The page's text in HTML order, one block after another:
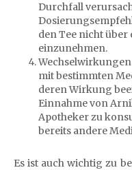
Durchfall
den Tee nicht
einzunehmen.
mit bestimmten
deren Wirkung
Einnahme von
Apotheker zu
bereits andere
Es ist auch wichtig zu